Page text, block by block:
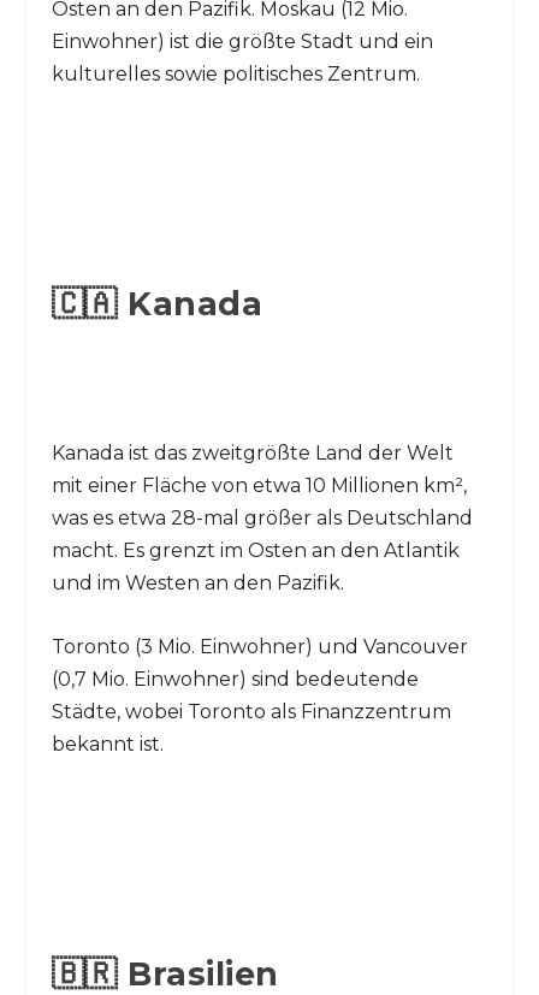
Osten an den Pazifik. Moskau (12 Mio.
Einwohner) ist die größte Stadt und ein
kulturelles sowie politisches Zentrum.
🇨🇦 Kanada
Kanada ist das zweitgrößte Land der Welt
mit einer Fläche von etwa 10 Millionen km²,
was es etwa 28-mal größer als Deutschland
macht. Es grenzt im Osten an den Atlantik
und im Westen an den Pazifik.
Toronto (3 Mio. Einwohner) und Vancouver
(0,7 Mio. Einwohner) sind bedeutende
Städte, wobei Toronto als Finanzzentrum
bekannt ist.
🇧🇷 Brasilien